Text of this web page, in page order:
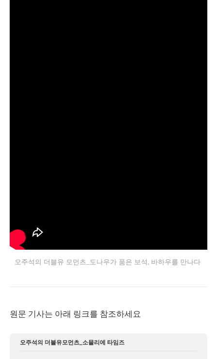
오주석의 더블유 모먼츠_도나우가 품은 보석, 바하우를 만나다
원문 기사는 아래 링크를 참조하세요
오주석의 더블유모먼츠_소믈리에 타임즈